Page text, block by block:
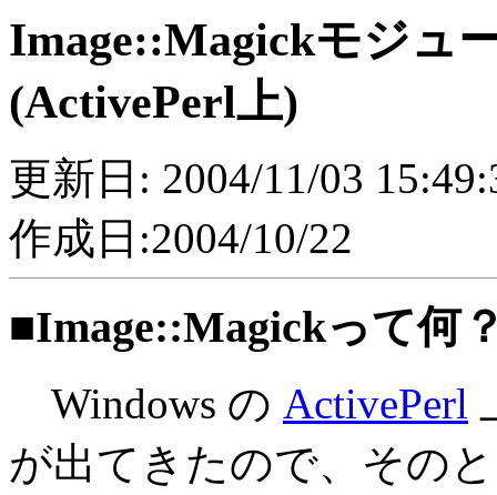
Image::Magickモジュ
(ActivePerl上)
更新日: 2004/11/03
作成日:2004/10/22
■Image::Magickって何
Windows の ActivePerl
が出てきたので、その